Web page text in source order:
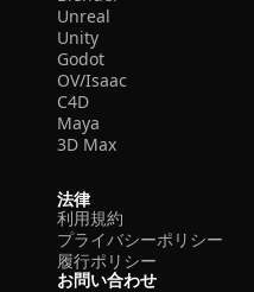
Unreal
Unity
Godot
OV/Isaac
C4D
Maya
3D Max
法律
利用規約
プライバシーポリシー
履行ポリシー
お問い合わせ